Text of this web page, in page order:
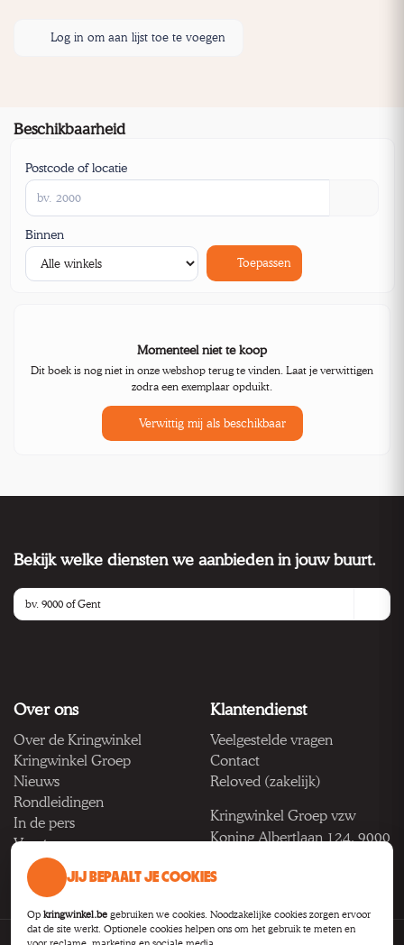
Log in om aan lijst toe te voegen
Beschikbaarheid
Postcode of locatie
Binnen
Toepassen
Momenteel niet te koop
Dit boek is nog niet in onze webshop terug te vinden. Laat je verwittigen
zodra een exemplaar opduikt.
Verwittig mij als beschikbaar
Bekijk welke diensten we aanbieden in jouw buurt.
Over ons
Over de Kringwinkel
Kringwinkel Groep
Nieuws
Rondleidingen
In de pers
Vacatures
Klantendienst
Veelgestelde vragen
Contact
Reloved (zakelijk)
Kringwinkel Groep vzw
Koning Albertlaan 124, 9000
BTW BE 1033.922.208
JIJ BEPAALT JE COOKIES
Op kringwinkel.be gebruiken we cookies. Noodzakelijke cookies zorgen ervoor
dat de site werkt. Optionele cookies helpen ons om het gebruik te meten en